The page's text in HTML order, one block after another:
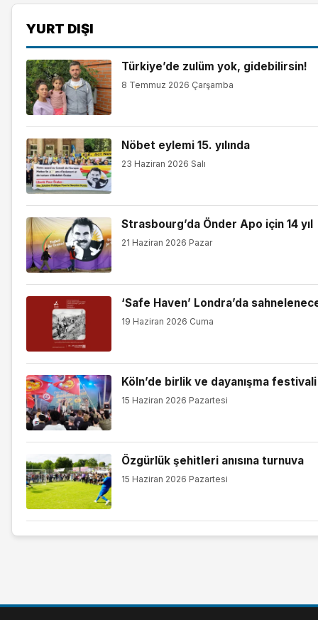
YURT DIŞI
Türkiye’de zulüm yok, gidebilirsin!
8 Temmuz 2026 Çarşamba
Nöbet eylemi 15. yılında
23 Haziran 2026 Salı
Strasbourg’da Önder Apo için 14 yıl
21 Haziran 2026 Pazar
‘Safe Haven’ Londra’da
19 Haziran 2026 Cuma
Köln’de birlik ve dayanışma festivali
15 Haziran 2026 Pazartesi
Özgürlük şehitleri anısına turnuva
15 Haziran 2026 Pazartesi